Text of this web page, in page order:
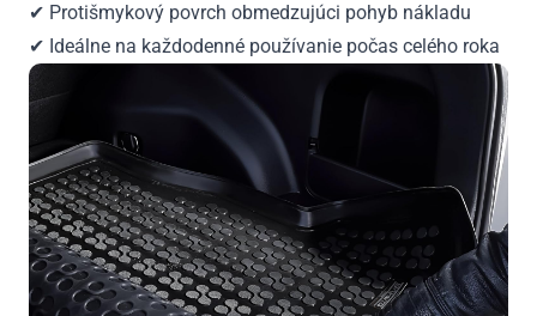
✔ Protišmykový povrch obmedzujúci pohyb nákladu
✔ Ideálne na každodenné používanie počas celého roka